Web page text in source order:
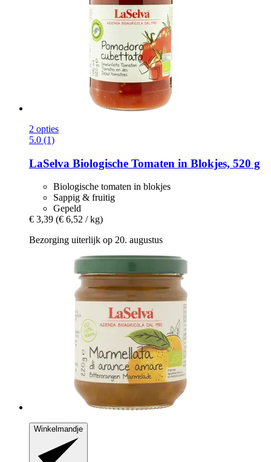
2 opties
5.0 (1)
LaSelva Biologische Tomaten in Blokjes, 520 g
Biologische tomaten in blokjes
Sappig & fruitig
Gepeld
€ 3,39 (€ 6,52 / kg)
Bezorging uiterlijk op 20. augustus
Winkelmandje